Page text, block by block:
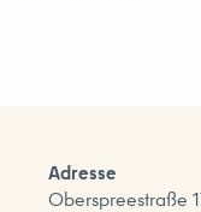
Adresse
Oberspreestraße